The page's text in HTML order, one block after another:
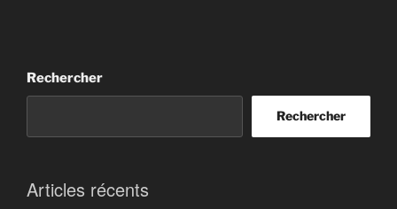
Rechercher
Rechercher
Articles récents